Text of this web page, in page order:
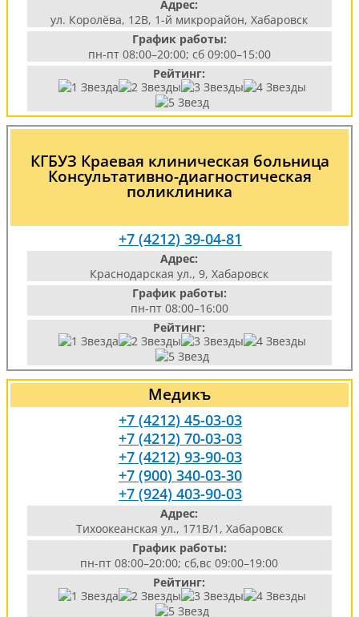
Адрес:
ул. Королёва, 12В, 1-й микрорайон, Хабаровск
График работы:
пн-пт 08:00–20:00; сб 09:00–15:00
Рейтинг:
КГБУЗ Краевая клиническая больница
Консультативно-диагностическая
поликлиника
+7 (4212) 39-04-81
Адрес:
Краснодарская ул., 9, Хабаровск
График работы:
пн-пт 08:00–16:00
Рейтинг:
Медикъ
+7 (4212) 45-03-03
+7 (4212) 70-03-03
+7 (4212) 93-90-03
+7 (900) 340-03-30
+7 (924) 403-90-03
Адрес:
Тихоокеанская ул., 171В/1, Хабаровск
График работы:
пн-пт 08:00–20:00; сб,вс 09:00–19:00
Рейтинг: